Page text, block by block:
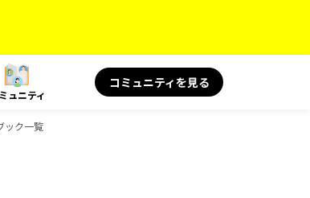
ュニティ
コミュニティを見る
ック一覧